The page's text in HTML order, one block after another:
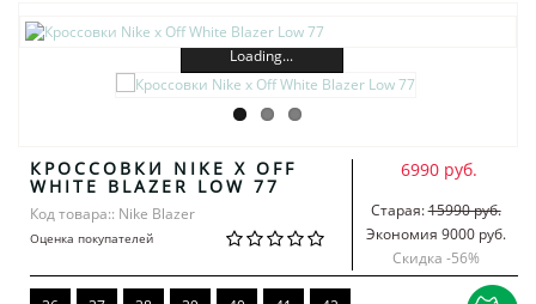
Loading...
КРОССОВКИ NIKE X OFF
WHITE BLAZER LOW 77
Код товара:: Nike Blazer
Оценка покупателей
6990 руб.
Старая:15990 руб.
Экономия 9000 руб.
Скидка -56%